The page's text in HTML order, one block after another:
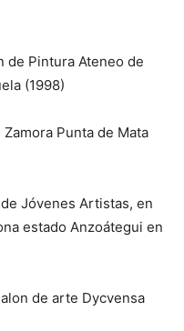
de Pintura Ateneo de
(1998)
Punta de Mata
Jóvenes Artistas, en
estado Anzoátegui en
de arte Dycvensa